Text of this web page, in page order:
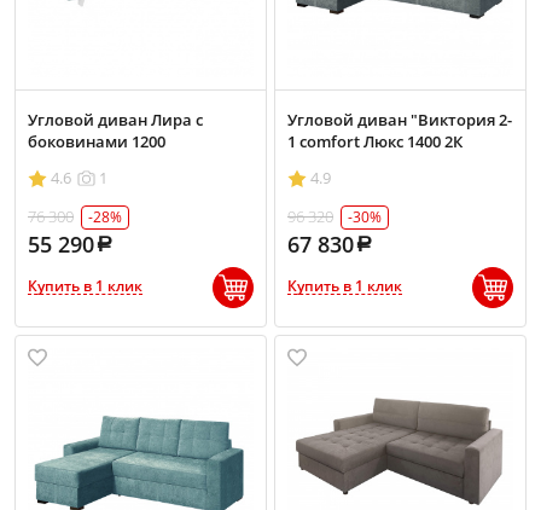
Угловой диван Лира с
боковинами 1200
4.6
1
76 300
-28%
55 290
Купить в 1 клик
Угловой диван "Виктория 2-
1 comfort Люкс 1400 2К
4.9
96 320
-30%
67 830
Купить в 1 клик